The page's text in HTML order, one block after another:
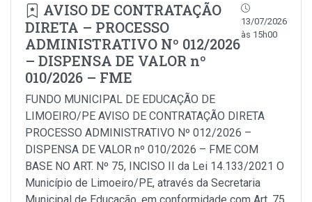
AVISO DE CONTRATAÇÃO
DIRETA – PROCESSO
ADMINISTRATIVO Nº 012/2026
– DISPENSA DE VALOR nº
010/2026 – FME
13/07/2026
às 15h00
FUNDO MUNICIPAL DE EDUCAÇÃO DE
LIMOEIRO/PE AVISO DE CONTRATAÇÃO DIRETA
PROCESSO ADMINISTRATIVO Nº 012/2026 –
DISPENSA DE VALOR nº 010/2026 – FME COM
BASE NO ART. Nº 75, INCISO II da Lei 14.133/2021 O
Município de Limoeiro/PE, através da Secretaria